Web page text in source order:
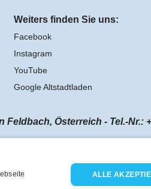
Weiters finden Sie uns:
Facebook
Instagram
YouTube
Google Altstadtladen
Österreich - Tel.-Nr.:
ALLE